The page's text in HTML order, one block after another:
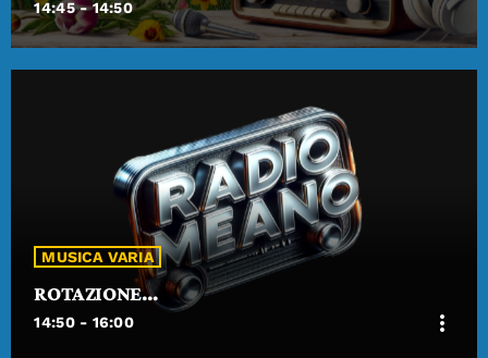
14:45 - 14:50
MUSICA VARIA
ROTAZIONE…
14:50 - 16:00 more_vert